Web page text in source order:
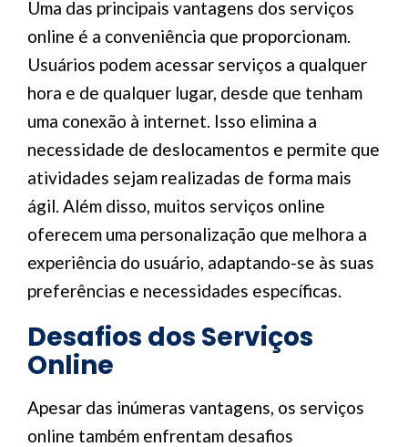
Uma das principais vantagens dos serviços
online é a conveniência que proporcionam.
Usuários podem acessar serviços a qualquer
hora e de qualquer lugar, desde que tenham
uma conexão à internet. Isso elimina a
necessidade de deslocamentos e permite que
atividades sejam realizadas de forma mais
ágil. Além disso, muitos serviços online
oferecem uma personalização que melhora a
experiência do usuário, adaptando-se às suas
preferências e necessidades específicas.
Desafios dos Serviços
Online
Apesar das inúmeras vantagens, os serviços
online também enfrentam desafios